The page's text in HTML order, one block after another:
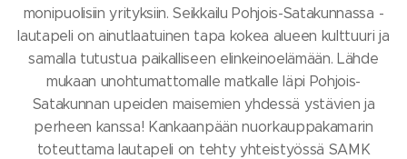
monipuolisiin yrityksiin. Seikkailu Pohjois-Satakunnassa -
lautapeli on ainutlaatuinen tapa kokea alueen kulttuuri ja
samalla tutustua paikalliseen elinkeinoelämään. Lähde
mukaan unohtumattomalle matkalle läpi Pohjois-
Satakunnan upeiden maisemien yhdessä ystävien ja
perheen kanssa! Kankaanpään nuorkauppakamarin
toteuttama lautapeli on tehty yhteistyössä SAMK